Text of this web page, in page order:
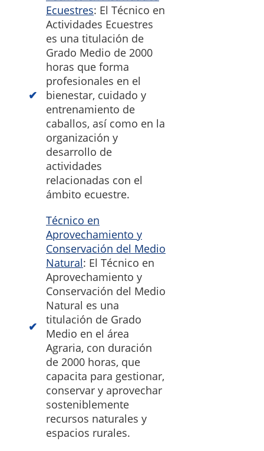
Ecuestres: El Técnico en
Actividades Ecuestres
es una titulación de
Grado Medio de 2000
horas que forma
profesionales en el
bienestar, cuidado y
entrenamiento de
caballos, así como en la
organización y
desarrollo de
actividades
relacionadas con el
ámbito ecuestre.
Técnico en
Aprovechamiento y
Conservación del Medio
Natural: El Técnico en
Aprovechamiento y
Conservación del Medio
Natural es una
titulación de Grado
Medio en el área
Agraria, con duración
de 2000 horas, que
capacita para gestionar,
conservar y aprovechar
sosteniblemente
recursos naturales y
espacios rurales.